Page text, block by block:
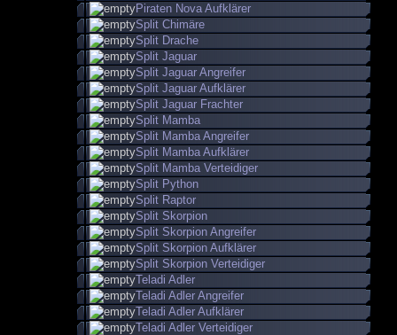
Piraten Nova Aufklärer
Split Chimäre
Split Drache
Split Jaguar
Split Jaguar Angreifer
Split Jaguar Aufklärer
Split Jaguar Frachter
Split Mamba
Split Mamba Angreifer
Split Mamba Aufklärer
Split Mamba Verteidiger
Split Python
Split Raptor
Split Skorpion
Split Skorpion Angreifer
Split Skorpion Aufklärer
Split Skorpion Verteidiger
Teladi Adler
Teladi Adler Angreifer
Teladi Adler Aufklärer
Teladi Adler Verteidiger